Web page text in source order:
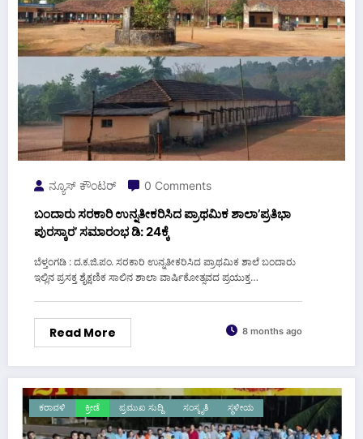
ನ್ಯೂಸ್ ಕೌಂಟರ್ 0 Comments
ಬಂದಾರು ಸರಕಾರಿ ಉನ್ನತೀಕರಿಸಿದ ಪ್ರಾಥಮಿಕ ಶಾಲಾ’ಪ್ರತಿಭಾ
ಪುರಸ್ಕಾರ’ ಸಮಾರಂಭ ಡಿ: 24ಕ್ಕೆ
ಬೆಳ್ತಂಗಡಿ : ದ.ಕ.ಜಿ.ಪಂ. ಸರಕಾರಿ ಉನ್ನತೀಕರಿಸಿದ ಪ್ರಾಥಮಿಕ ಶಾಲೆ ಬಂದಾರು
ಇಲ್ಲಿನ ಪ್ರಸಕ್ತ ಶೈಕ್ಷಣಿಕ ಸಾಲಿನ ಶಾಲಾ ವಾರ್ಷಿಕೋತ್ಸವದ ಪ್ರಯುಕ್ತ…
Read More 8 months ago
ಕರಾವಳಿ ಕ್ರೀಡೆ ಪ್ರಮುಖ ಸುದ್ದಿ ಸಂಸ್ಕೃತಿ ಸ್ಥಳೀಯ